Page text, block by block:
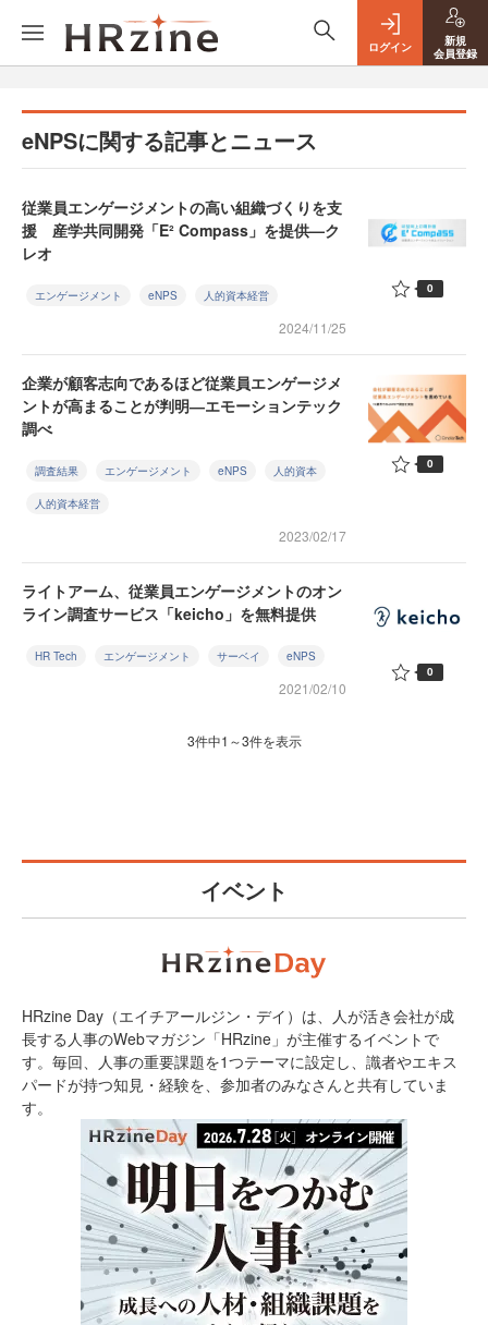
ログイン
新規
会員登録
eNPSに関する記事とニュース
従業員エンゲージメントの高い組織づくりを支
援 産学共同開発「E² Compass」を提供—ク
レオ
エンゲージメント eNPS 人的資本経営
2024/11/25
0
企業が顧客志向であるほど従業員エンゲージメ
ントが高まることが判明―エモーションテック
調べ
調査結果 エンゲージメント eNPS 人的資本
人的資本経営
2023/02/17
0
ライトアーム、従業員エンゲージメントのオン
ライン調査サービス「keicho」を無料提供
HR Tech エンゲージメント サーベイ eNPS
2021/02/10
0
3件中1～3件を表示
イベント
HRzine Day（エイチアールジン・デイ）は、人が活き会社が成
長する人事のWebマガジン「HRzine」が主催するイベントで
す。毎回、人事の重要課題を1つテーマに設定し、識者やエキス
パードが持つ知見・経験を、参加者のみなさんと共有していま
す。